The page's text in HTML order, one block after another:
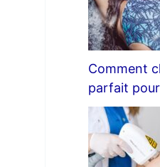
Comment
parfait